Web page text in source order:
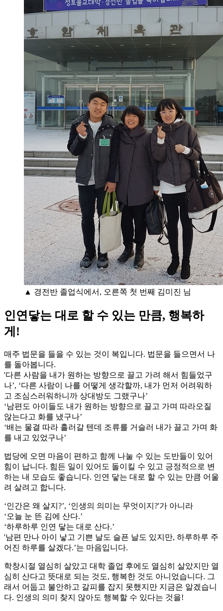
▲ 경전반 졸업식에서, 오른쪽 첫 번째 김미진 님
인연닿는 대로 할 수 있는 만큼, 행복하
게!
매주 법문을 들을 수 있는 것이 복입니다. 법문을 들으면서 나
를 돌아봅니다.
'다른 사람을 내가 원하는 방향으로 끌고 가려 해서 힘들었구
나’, ‘다른 사람이 나를 어떻게 생각할까, 내가 먼저 어려워하
고 조심스러워하니까 상대방도 그랬구나’
‘남편도 아이들도 내가 원하는 방향으로 끌고 가며 따라오질
않는다고 화를 냈구나’
‘배는 물결 따라 흘러갈 텐데 조류를 거슬러 내가 끌고 가며 화
를 내고 있었구나’
법당에 오면 마음이 편하고 함께 나눌 수 있는 도반들이 있어
힘이 납니다. 힘든 일이 있어도 돌이킬 수 있고 긍정적으로 변
하는 내 모습도 좋습니다. 인연 닿는 대로 할 수 있는 만큼 어울
려 살려고 합니다.
‘인간은 왜 살지?’, ‘인생의 의미는 무엇이지?'가 아니라
‘오늘 눈 뜬 김에 산다.’
‘하루하루 인연 닿는 대로 산다.’
'남편 만나 아이 낳고 기쁜 날도 슬픈 날도 있지만, 하루하루 주
어진 하루를 살겠다.’는 마음입니다.
학창시절 열심히 살았고 대학 졸업 후에도 열심히 살았지만 열
심히 산다고 뜻대로 되는 것도, 행복한 것도 아니었습니다. 그
래서 어둡고 불안하고 갈피를 잡지 못했지만 지금은 알겠습니
다. 인생의 의미 찾지 않아도 행복할 수 있다는 것을!